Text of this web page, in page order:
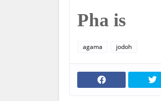
Pha is
agama jodoh